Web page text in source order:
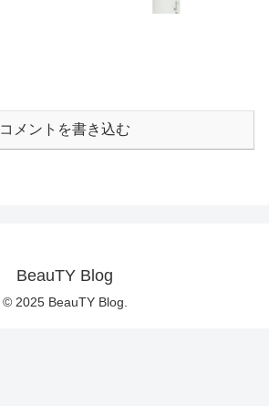
コメントを書き込む
BeauTY Blog
© 2025 BeauTY Blog.